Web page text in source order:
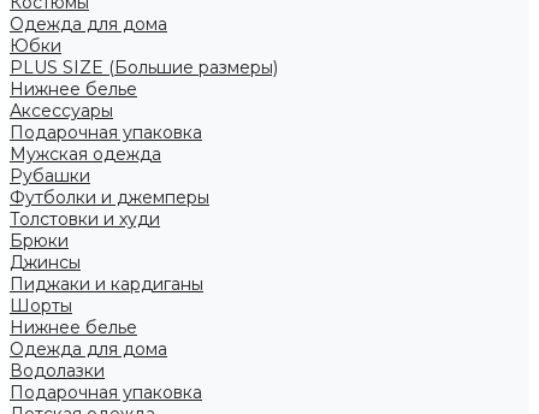
Одежда для дома
Юбки
PLUS SIZE (Большие размеры)
Нижнее белье
Аксессуары
Подарочная упаковка
Мужская одежда
Рубашки
Футболки и джемперы
Толстовки и худи
Брюки
Джинсы
Пиджаки и кардиганы
Шорты
Нижнее белье
Одежда для дома
Водолазки
Подарочная упаковка